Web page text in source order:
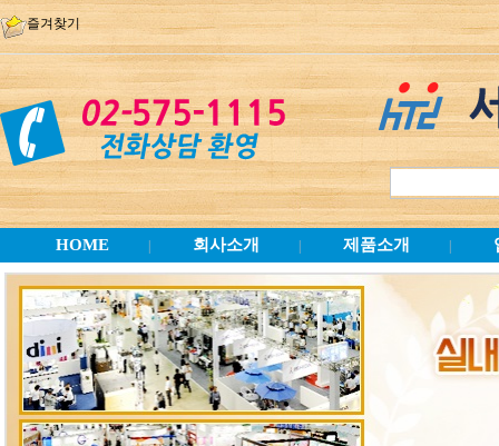
즐겨찾기
HOME 회사소개 제품소개